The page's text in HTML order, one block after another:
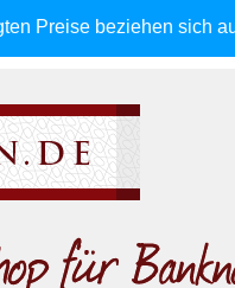
Preise beziehen sich